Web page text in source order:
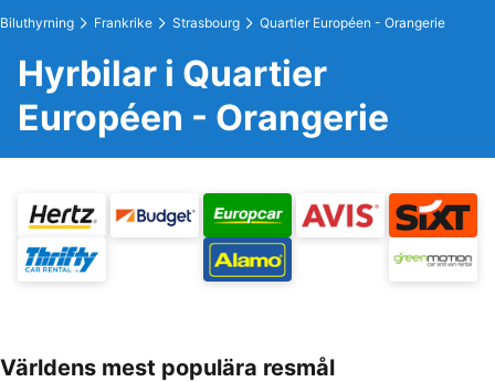
Biluthyrning Frankrike Strasbourg Quartier Européen - Orangerie
Hyrbilar i Quartier
Européen - Orangerie
Världens mest populära resmål